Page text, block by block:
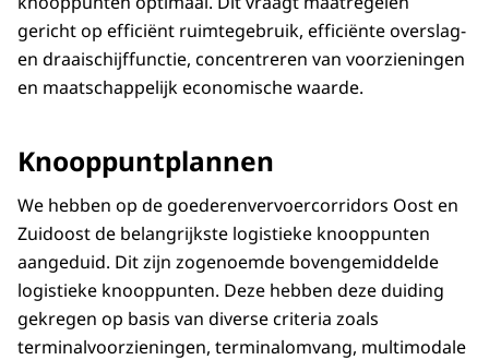
gericht op efficiënt ruimtegebruik, efficiënte overslag-
en draaischijffunctie, concentreren van voorzieningen
en maatschappelijk economische waarde.
Knooppuntplannen
We hebben op de goederenvervoercorridors Oost en
Zuidoost de belangrijkste logistieke knooppunten
aangeduid. Dit zijn zogenoemde bovengemiddelde
logistieke knooppunten. Deze hebben deze duiding
gekregen op basis van diverse criteria zoals
terminalvoorzieningen, terminalomvang, multimodale